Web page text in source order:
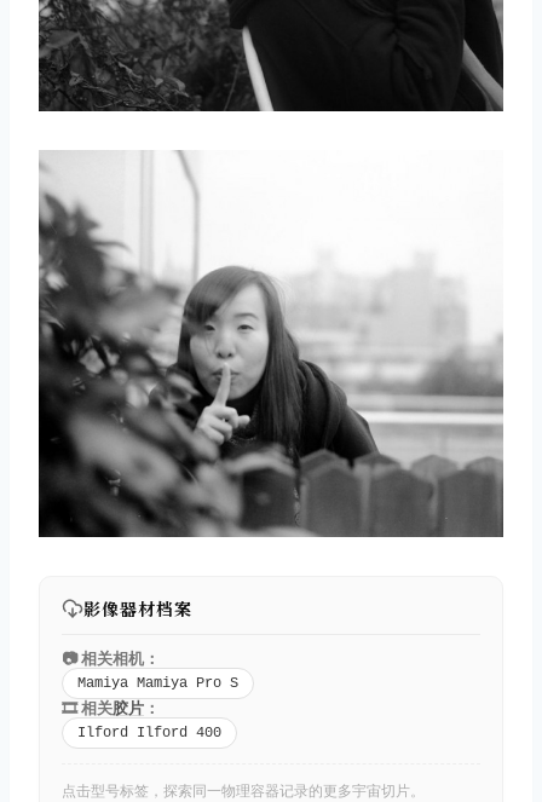
影像器材档案
📷 相关相机：
Mamiya Mamiya Pro S
🎞️ 相关胶片 ：
Ilford Ilford 400
点击型号标签，探索同一物理容器记录的更多宇宙切片。
取消 搜索